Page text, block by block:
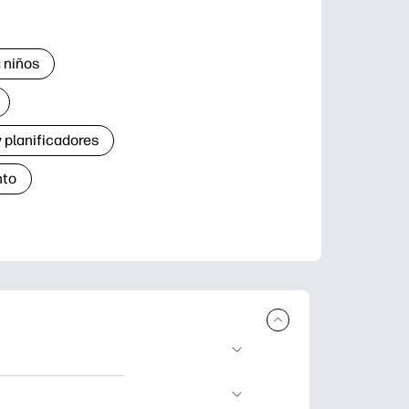
niños
planificadores